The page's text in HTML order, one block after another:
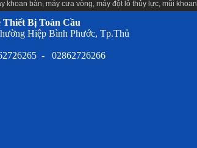
khoan bàn, máy cưa vòng, máy đột lỗ thủy lực, mũi
Bị Toàn Cầu
Hiệp Bình Phước, Tp.Thủ
- 02862726266